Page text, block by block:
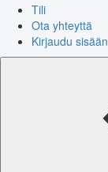
Tili
Ota yhteyttä
Kirjaudu sisään